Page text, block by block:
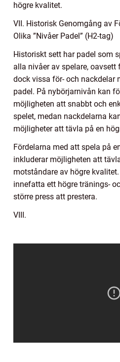
högre kvalitet.
VII. Historisk Genomgång av
Olika ”Nivåer Padel” (H2-tag)
Historiskt sett har padel som
alla nivåer av spelare,
dock vissa för- och nackdelar
padel. På nybörjarnivån kan
möjligheten att snabbt och
spelet, medan nackdelarna
möjligheter att tävla på en
Fördelarna med att spela på
inkluderar möjligheten att
motståndare av högre
innefatta ett högre tränings-
större press att prestera.
VIII.